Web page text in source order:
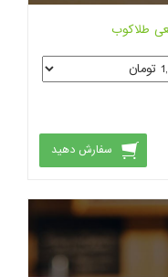
سفارش دهید